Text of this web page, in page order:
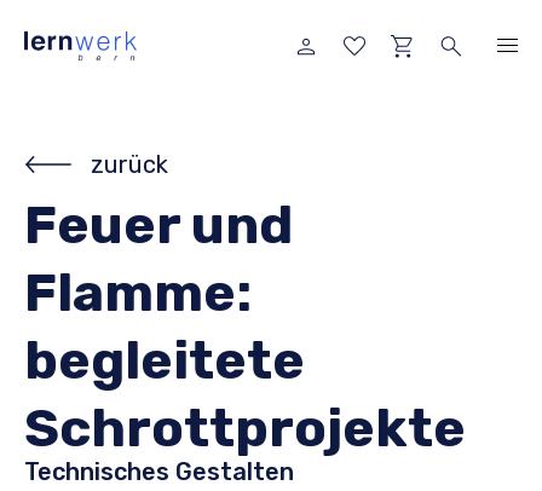
zurück
Feuer und
Flamme:
begleitete
Schrottprojekte
Technisches Gestalten